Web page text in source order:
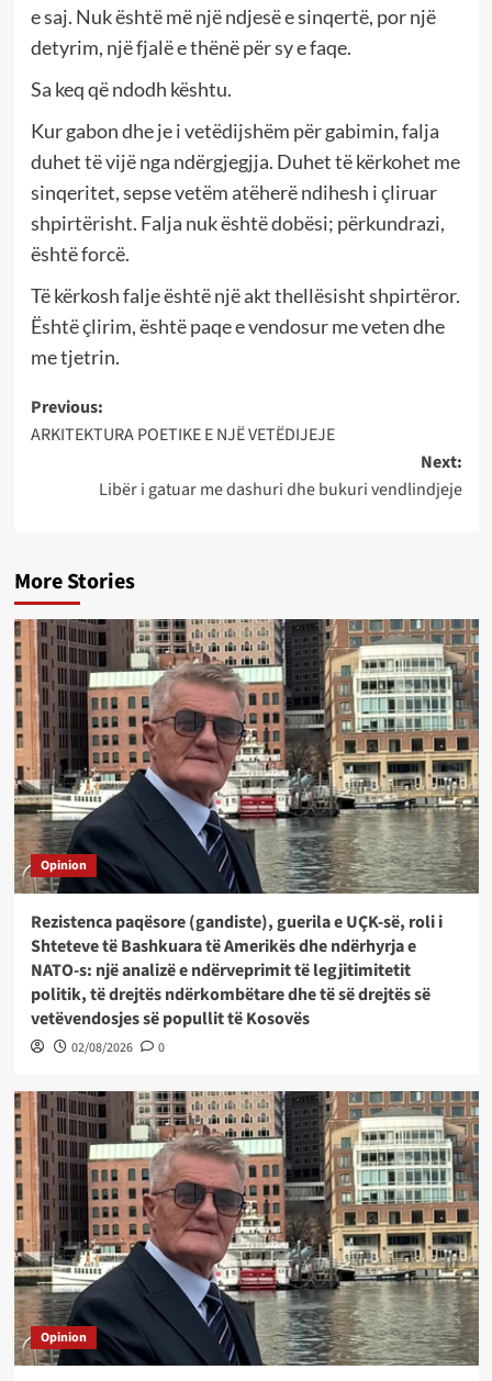
e saj. Nuk është më një ndjesë e sinqertë, por një
detyrim, një fjalë e thënë për sy e faqe.
Sa keq që ndodh kështu.
Kur gabon dhe je i vetëdijshëm për gabimin, falja
duhet të vijë nga ndërgjegjja. Duhet të kërkohet me
sinqeritet, sepse vetëm atëherë ndihesh i çliruar
shpirtërisht. Falja nuk është dobësi; përkundrazi,
është forcë.
Të kërkosh falje është një akt thellësisht shpirtëror.
Është çlirim, është paqe e vendosur me veten dhe
me tjetrin.
Post
navigation
Previous:
ARKITEKTURA POETIKE E NJË VETËDIJEJE
Next:
Libër i gatuar me dashuri dhe bukuri vendlindjeje
More Stories
Opinion
Rezistenca paqësore (gandiste), guerila e UÇK-së, roli i
Shteteve të Bashkuara të Amerikës dhe ndërhyrja e
NATO-s: një analizë e ndërveprimit të legjitimitetit
politik, të drejtës ndërkombëtare dhe të së drejtës së
vetëvendosjes së popullit të Kosovës
02/08/2026 0
Opinion